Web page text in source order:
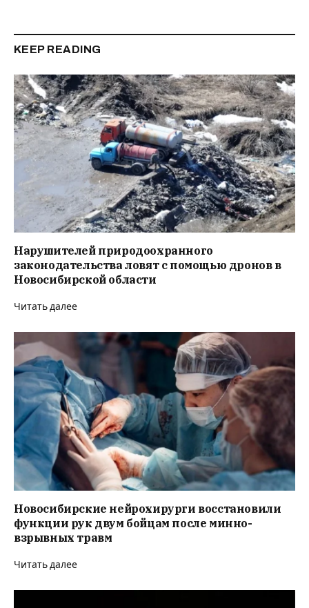
KEEP READING
Нарушителей природоохранного
законодательства ловят с помощью дронов в
Новосибирской области
Читать далее
Новосибирские нейрохирурги восстановили
функции рук двум бойцам после минно-
взрывных травм
Читать далее